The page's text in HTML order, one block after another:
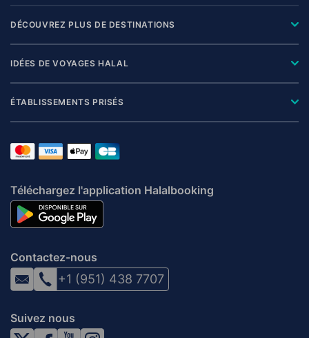
DÉCOUVREZ PLUS DE DESTINATIONS
IDÉES DE VOYAGES HALAL
ÉTABLISSEMENTS PRISÉS
Téléchargez l'application Halalbooking
Contactez-nous
+1 (951) 438 7707
Suivez nous